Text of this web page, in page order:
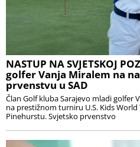
NASTUP NA SVJETSKOJ
golfer Vanja Miralem na
prvenstvu u SAD
Član Golf kluba Sarajevo mladi golfer
na prestižnom turniru U.S. Kids
Pinehurstu. Svjetsko prvenstvo